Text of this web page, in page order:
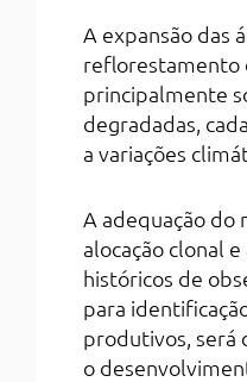
A expansão das
reflorestamento
principalmente
degradadas,
a variações
A adequação do
alocação clonal
históricos de
para
produtivos, será
o